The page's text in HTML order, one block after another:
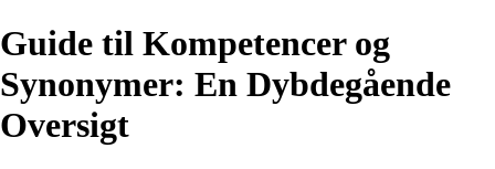
Guide til Kompetencer og
Synonymer: En Dybdegående
Oversigt